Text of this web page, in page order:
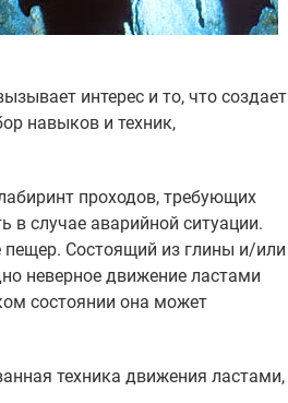
интерес и то, что создает
навыков и техник,
проходов, требующих
в случае аварийной ситуации.
пещер. Состоящий из глины и/или
неверное движение ластами
состоянии она может
техника движения ластами,